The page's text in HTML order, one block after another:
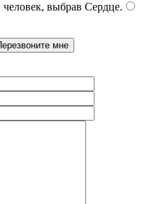
выбрав Сердце.